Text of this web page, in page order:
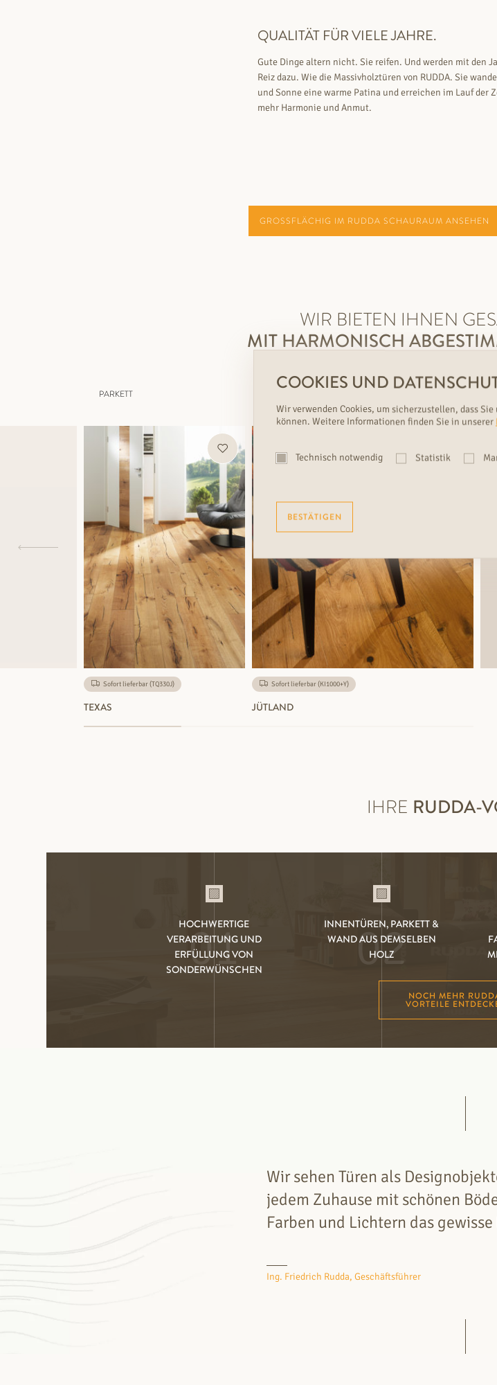
QUALITÄT FÜR VIELE JAHRE.
Gute Dinge altern nicht. Sie reifen. Und werden mit den
Reiz dazu. Wie die Massivholztüren von RUDDA. Sie
und Sonne eine warme Patina und erreichen im Lauf der
mehr Harmonie und Anmut.
GROSSFLÄCHIG IM RUDDA SCHAURAUM ANSEHEN
WIR BIETEN IHNEN
MIT HARMONISCH
PARKETT
Sofort lieferbar (TQ330J)
TEXAS
Sofort lieferbar (KI1000+Y)
JÜTLAND
IHRE RUDDA-
HOCHWERTIGE
VERARBEITUNG UND
ERFÜLLUNG VON
SONDERWÜNSCHEN
01
INNENTÜREN, PARKETT &
WAND AUS DEMSELBEN
HOLZ
02
NOCH MEHR
VORTEILE
Wir sehen Türen als
jedem Zuhause mit schönen
Farben und Lichtern das
Ing. Friedrich Rudda, Geschäftsführer
COOKIES UND
Wir verwenden Cookies, um sicherzustellen, dass
können. Weitere Informationen finden Sie in unserer
Technisch notwendig Statistik
BESTÄTIGEN